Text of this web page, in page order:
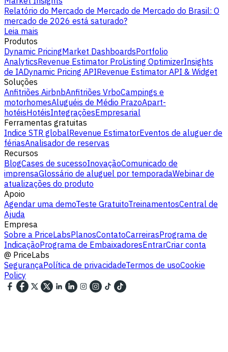
Relatório do Mercado de Mercado de Mercado do Brasil: O
mercado de 2026 está saturado?
Leia mais
Produtos
Dynamic PricingMarket DashboardsPortfolio
AnalyticsRevenue Estimator ProListing OptimizerInsights
de IADynamic Pricing APIRevenue Estimator API & Widget
Soluções
Anfitriões AirbnbAnfitriões VrboCampings e
motorhomesAluguéis de Médio PrazoApart-
hotéisHotéisIntegraçõesEmpresarial
Ferramentas gratuitas
Indice STR globalRevenue EstimatorEventos de aluguer de
fériasAnalisador de reservas
Recursos
BlogCases de sucessoInovaçãoComunicado de
imprensaGlossário de aluguel por temporadaWebinar de
atualizações do produto
Apoio
Agendar uma demoTeste GratuitoTreinamentosCentral de
Ajuda
Empresa
Sobre a PriceLabsPlanosContatoCarreirasPrograma de
IndicaçãoPrograma de EmbaixadoresEntrarCriar conta
@ PriceLabs
SegurançaPolítica de privacidadeTermos de usoCookie
Policy